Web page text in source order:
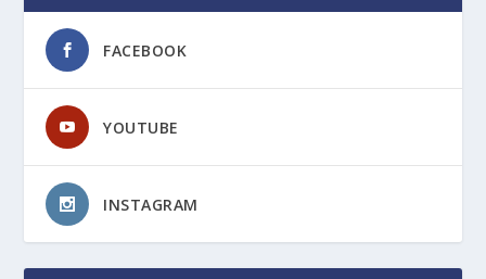
FACEBOOK
YOUTUBE
INSTAGRAM